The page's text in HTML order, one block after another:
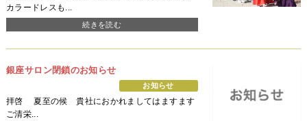
カラードレスも...
続きを読む
銀座サロン閉鎖のお知らせ
お知らせ
拝啓 夏至の候 貴社におかれましてはますます
ご清栄...